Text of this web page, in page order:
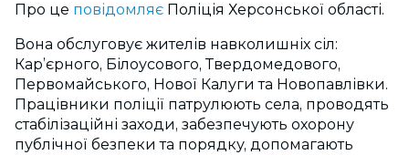
Про це повідомляє Поліція Херсонської області.
Вона обслуговує жителів навколишніх сіл:
Кар’єрного, Білоусового, Твердомедового,
Первомайського, Нової Калуги та Новопавлівки.
Працівники поліції патрулюють села, проводять
стабілізаційні заходи, забезпечують охорону
публічної безпеки та порядку, допомагають